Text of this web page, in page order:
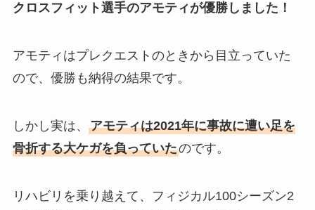
クロスフィット選手のアモティが優勝しました！
アモティはプレクエストのときから目立っていた
ので、優勝も納得の結果です。
しかし実は、 アモティは2021年に事故に遭い足を
骨折する大ケガを負っていたのです。
リハビリを乗り越えて、フィジカル100シーズン2